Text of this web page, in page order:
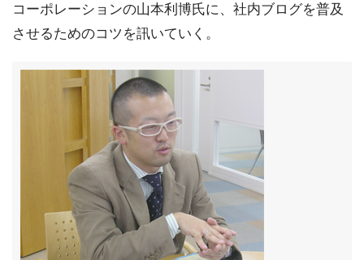
コーポレーションの山本利博氏に、社内ブログを普及
させるためのコツを訊いていく。